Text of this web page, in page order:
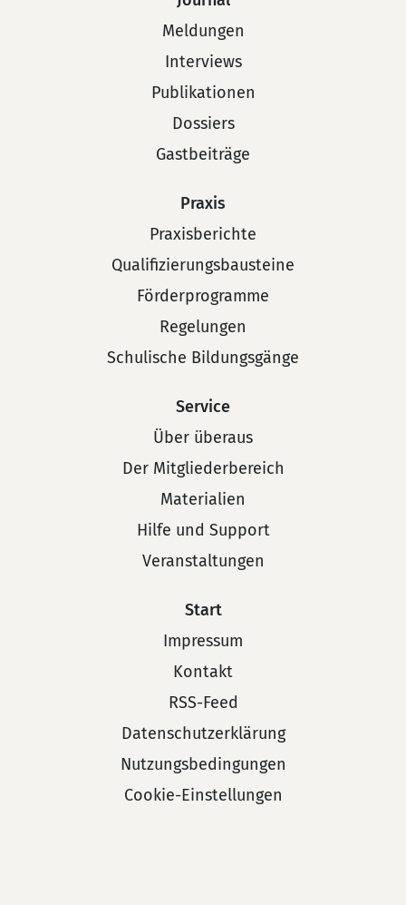
Meldungen
Interviews
Publikationen
Dossiers
Gastbeiträge
Praxis
Praxisberichte
Qualifizierungsbausteine
Förderprogramme
Regelungen
Schulische Bildungsgänge
Service
Über überaus
Der Mitgliederbereich
Materialien
Hilfe und Support
Veranstaltungen
Start
Impressum
Kontakt
RSS-Feed
Datenschutzerklärung
Nutzungsbedingungen
Cookie-Einstellungen